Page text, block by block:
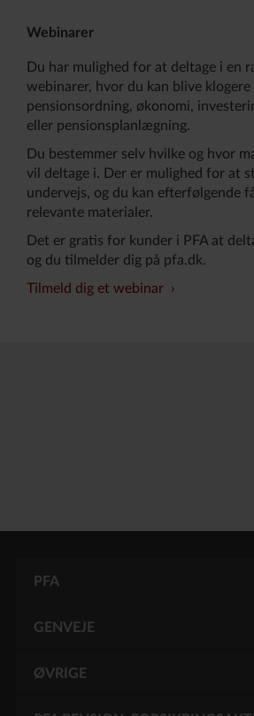
Webinarer
Du har mulighed for at deltage i en
webinarer, hvor du kan blive klogere
pensionsordning, økonomi,
eller pensionsplanlægning.
Du bestemmer selv hvilke og hvor
vil deltage i. Der er mulighed for at
undervejs, og du kan efterfølgende
relevante materialer.
Det er gratis for kunder i PFA at
og du tilmelder dig på pfa.dk.
Tilmeld dig et webinar
PFA
Mit PFA
Pension for funktionærer
GENVEJE
Kontakt PFA
Karriere i PFA
ØVRIGE